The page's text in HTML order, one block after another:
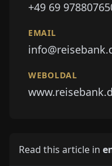
+49 69
EMAIL
WEBOLDAL
Read this article in